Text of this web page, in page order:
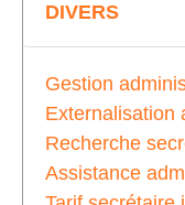
DIVERS
Gestion
Externalisation
Recherche
Assistance